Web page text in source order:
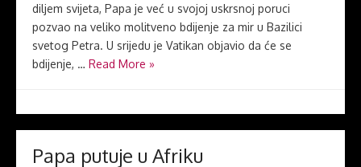
diljem svijeta, Papa je već u svojoj uskrsnoj poruci
pozvao na veliko molitveno bdijenje za mir u Bazilici
svetog Petra. U srijedu je Vatikan objavio da će se
bdijenje, … Read More »
Papa putuje u Afriku